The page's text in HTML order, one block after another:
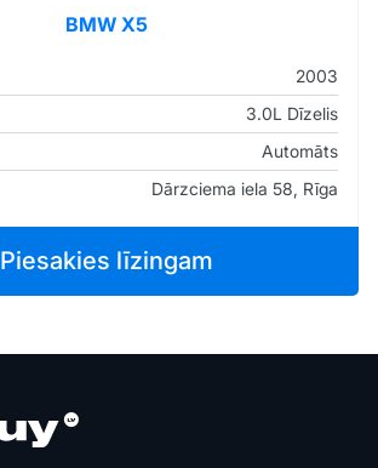
BMW X5
2003
3.0L Dīzelis
Automāts
Dārzciema iela 58, Rīga
Piesakies līzingam